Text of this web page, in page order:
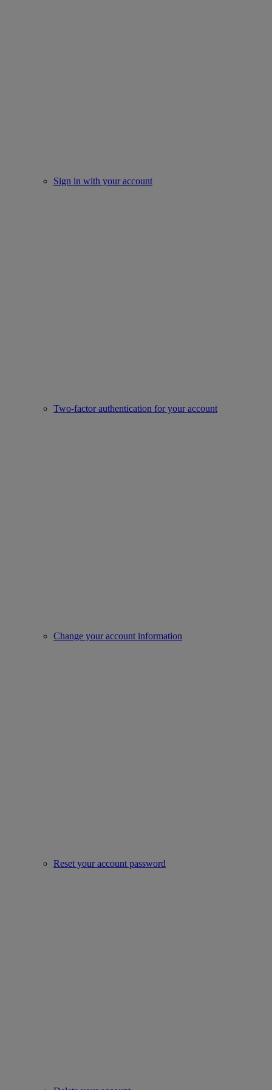
Sign in with your account
Two-factor authentication for your account
Change your account information
Reset your account password